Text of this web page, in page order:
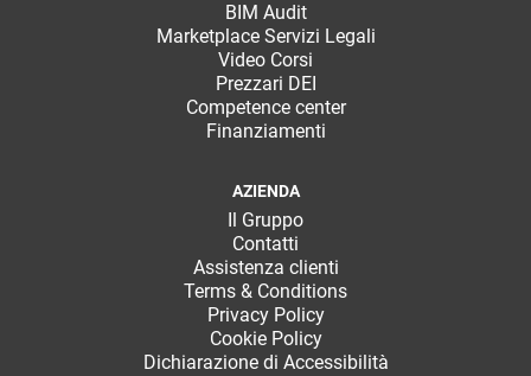
BIM Audit
Marketplace Servizi Legali
Video Corsi
Prezzari DEI
Competence center
Finanziamenti
AZIENDA
Il Gruppo
Contatti
Assistenza clienti
Terms & Conditions
Privacy Policy
Cookie Policy
Dichiarazione di Accessibilità